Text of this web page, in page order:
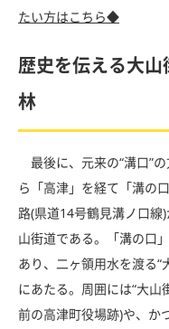
たい方はこちら◆
歴史を伝える大
林
最後に、元来の“溝口”
ら「高津」を経て「溝の
路(県道14号鶴見溝ノ口線
山街道である。「溝の口
あり、二ヶ領用水を渡る“
にあたる。周囲には“大山
前の高津町役場跡)や、か